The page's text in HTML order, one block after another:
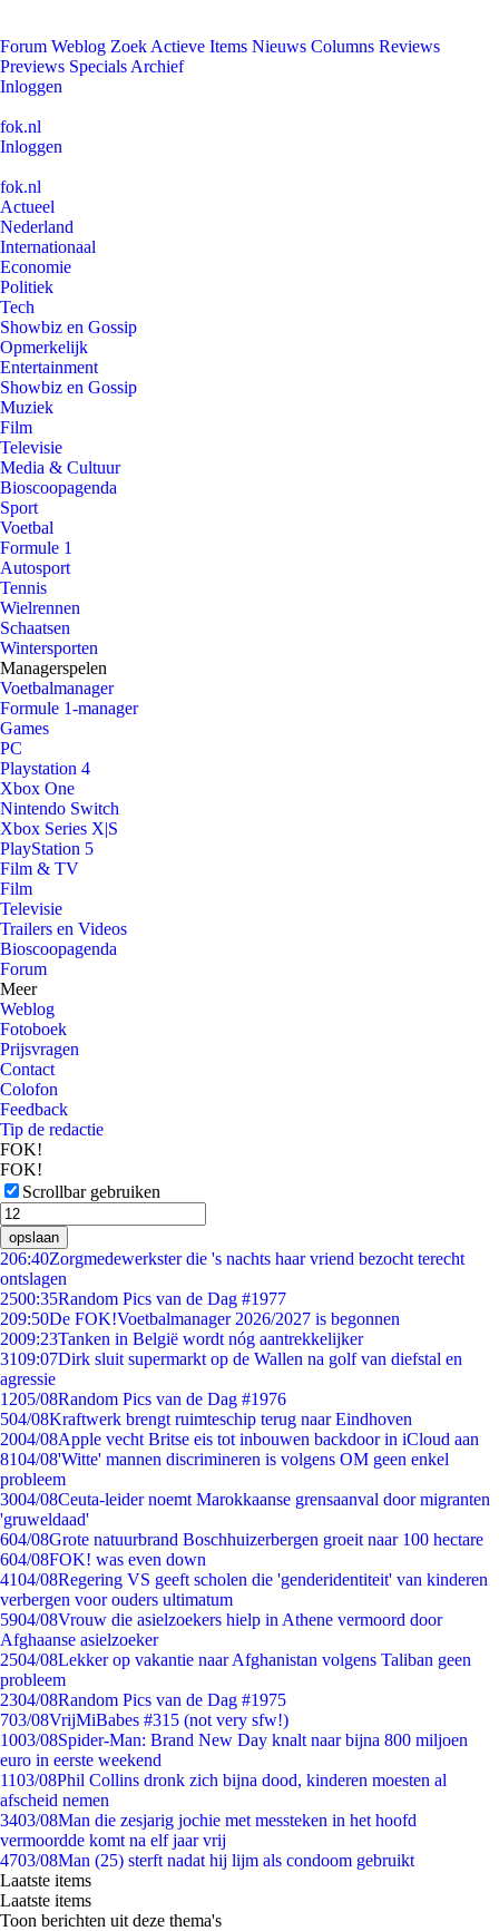
Forum Weblog Zoek Actieve Items Nieuws Columns Reviews
Previews Specials Archief
Inloggen
fok.nl
Inloggen
fok.nl
Actueel
Nederland
Internationaal
Economie
Politiek
Tech
Showbiz en Gossip
Opmerkelijk
Entertainment
Showbiz en Gossip
Muziek
Film
Televisie
Media & Cultuur
Bioscoopagenda
Sport
Voetbal
Formule 1
Autosport
Tennis
Wielrennen
Schaatsen
Wintersporten
Managerspelen
Voetbalmanager
Formule 1-manager
Games
PC
Playstation 4
Xbox One
Nintendo Switch
Xbox Series X|S
PlayStation 5
Film & TV
Film
Televisie
Trailers en Videos
Bioscoopagenda
Forum
Meer
Weblog
Fotoboek
Prijsvragen
Contact
Colofon
Feedback
Tip de redactie
FOK!
FOK!
Scrollbar gebruiken
opslaan
206:40Zorgmedewerkster die 's nachts haar vriend bezocht terecht
ontslagen
2500:35Random Pics van de Dag #1977
209:50De FOK!Voetbalmanager 2026/2027 is begonnen
2009:23Tanken in België wordt nóg aantrekkelijker
3109:07Dirk sluit supermarkt op de Wallen na golf van diefstal en
agressie
1205/08Random Pics van de Dag #1976
504/08Kraftwerk brengt ruimteschip terug naar Eindhoven
2004/08Apple vecht Britse eis tot inbouwen backdoor in iCloud aan
8104/08'Witte' mannen discrimineren is volgens OM geen enkel
probleem
3004/08Ceuta-leider noemt Marokkaanse grensaanval door migranten
'gruweldaad'
604/08Grote natuurbrand Boschhuizerbergen groeit naar 100 hectare
604/08FOK! was even down
4104/08Regering VS geeft scholen die 'genderidentiteit' van kinderen
verbergen voor ouders ultimatum
5904/08Vrouw die asielzoekers hielp in Athene vermoord door
Afghaanse asielzoeker
2504/08Lekker op vakantie naar Afghanistan volgens Taliban geen
probleem
2304/08Random Pics van de Dag #1975
703/08VrijMiBabes #315 (not very sfw!)
1003/08Spider-Man: Brand New Day knalt naar bijna 800 miljoen
euro in eerste weekend
1103/08Phil Collins dronk zich bijna dood, kinderen moesten al
afscheid nemen
3403/08Man die zesjarig jochie met messteken in het hoofd
vermoordde komt na elf jaar vrij
4703/08Man (25) sterft nadat hij lijm als condoom gebruikt
Laatste items
Laatste items
Toon berichten uit deze thema's